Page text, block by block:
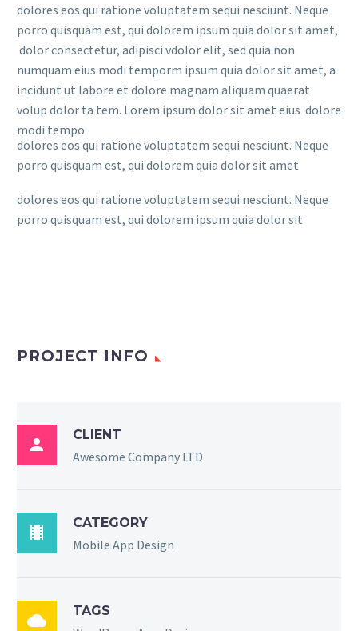
dolores eos qui ratione voluptatem sequi nesciunt. Neque
porro quisquam est, qui dolorem ipsum quia dolor sit amet,
dolor consectetur, adipisci vdolor elit, sed quia non
numquam eius modi temporm ipsum quia dolor sit amet, a
incidunt ut labore et dolore magnam aliquam quaerat
volup dolor ta tem. Lorem ipsum dolor sit amet eius dolore
modi tempo
dolores eos qui ratione voluptatem sequi nesciunt. Neque
porro quisquam est, qui dolorem quia dolor sit amet
dolores eos qui ratione voluptatem sequi nesciunt. Neque
porro quisquam est, qui dolorem ipsum quia dolor sit
PROJECT INFO

CLIENT
Awesome Company LTD

CATEGORY
Mobile App Design

TAGS